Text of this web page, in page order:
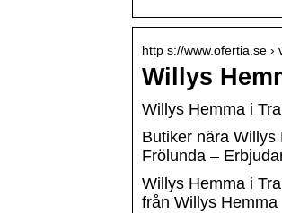
http s://www.ofertia.se
Willys
Willys Hemma i
Butiker nära Willys
Frölunda –
Willys Hemma i
från Willys Hemma